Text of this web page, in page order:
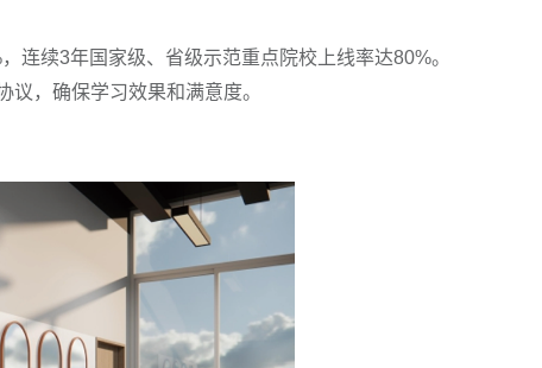
续3年国家级、省级示范重点院校上线率达80%。
，确保学习效果和满意度。